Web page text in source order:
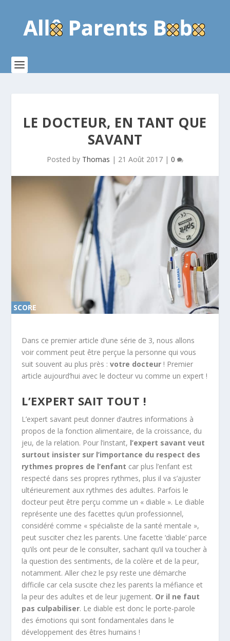
LE DOCTEUR, EN TANT QUE
SAVANT
Posted by Thomas | 21 Août 2017 | 0
SCORE
Dans ce premier article d’une série de 3, nous allons
voir comment peut être perçue la personne qui vous
suit souvent au plus près :votre docteur ! Premier
article aujourd’hui avec le docteur vu comme un expert !
L’EXPERT SAIT TOUT !
L’expert savant peut donner d’autres informations à
propos de la fonction alimentaire, de la croissance, du
jeu, de la relation. Pour l’instant, l’expert savant veut
surtout insister sur l’importance du respect des
rythmes propres de l’enfant car plus l’enfant est
respecté dans ses propres rythmes, plus il va s’ajuster
ultérieurement aux rythmes des adultes. Parfois le
docteur peut être perçu comme un « diable ». Le diable
représente une des facettes qu’un professionnel,
considéré comme « spécialiste de la santé mentale »,
peut susciter chez les parents. Une facette ‘diable’ parce
qu’ils ont peur de le consulter, sachant qu’il va toucher à
la question des sentiments, de la colère et de la peur,
notamment. Aller chez le psy reste une démarche
difficile car cela suscite chez les parents la méfiance et
la peur des adultes et de leur jugement. Or il ne faut
pas culpabiliser. Le diable est donc le porte-parole
des émotions qui sont fondamentales dans le
développement des êtres humains !